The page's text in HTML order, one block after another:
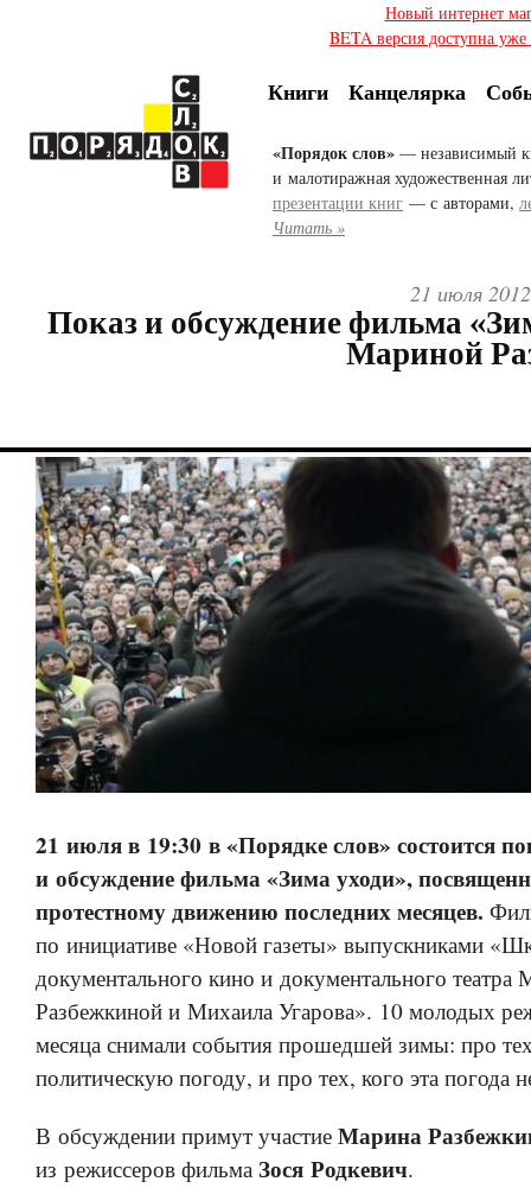
Новый интернет
BETA версия доступна
Книги Канцелярка
«Порядок слов» — независимый
и малотиражная художественная
презентации книг — с авторами,
Читать »
21 июля
Показ и обсуждение фильма
Мариной
21 июля в 19:30 в «Порядке слов» состоится
и обсуждение фильма «Зима уходи»,
протестному движению последних месяцев.
по инициативе «Новой газеты» выпускниками
документального кино и документального
Разбежкиной и Михаила Угарова». 10 молодых
месяца снимали события прошедшей зимы: про
политическую погоду, и про тех, кого эта погода
В обсуждении примут участие Марина
из режиссеров фильма Зося Родкевич.